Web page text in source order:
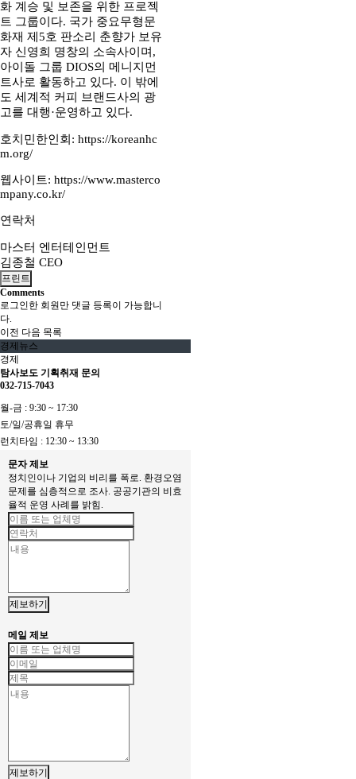
화 계승 및 보존을 위한 프로젝
트 그룹이다. 국가 중요무형문
화재 제5호 판소리 춘향가 보유
자 신영희 명창의 소속사이며,
아이돌 그룹 DIOS의 메니지먼
트사로 활동하고 있다. 이 밖에
도 세계적 커피 브랜드사의 광
고를 대행·운영하고 있다.
호치민한인회: https://koreanhc
m.org/
웹사이트: https://www.masterco
mpany.co.kr/
연락처
마스터 엔터테인먼트
김종철 CEO
프린트
Comments
로그인한 회원만 댓글 등록이 가능합니
다.
이전 다음 목록
경제뉴스
경제
탐사보도 기획취재 문의
032-715-7043
월-금 : 9:30 ~ 17:30
토/일/공휴일 휴무
런치타임 : 12:30 ~ 13:30
문자 제보
정치인이나 기업의 비리를 폭로. 환경오염
문제를 심층적으로 조사. 공공기관의 비효
율적 운영 사례를 밝힘.
제보하기
메일 제보
제보하기